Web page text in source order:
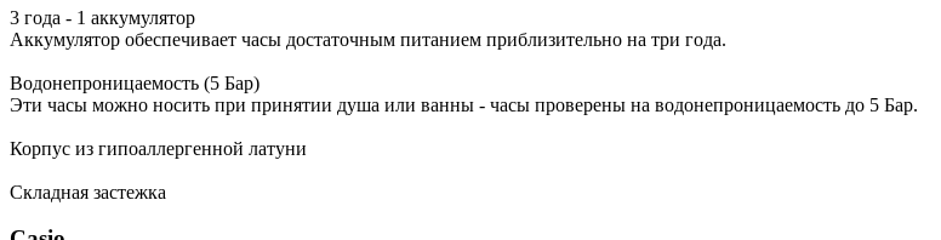
3 года - 1 аккумулятор
Аккумулятор обеспечивает часы достаточным питанием приблизительно на три года.
Водонепроницаемость (5 Бар)
Эти часы можно носить при принятии душа или ванны - часы проверены на водонепроницаемость до 5 Бар.
Корпус из гипоаллергенной латуни
Складная застежка